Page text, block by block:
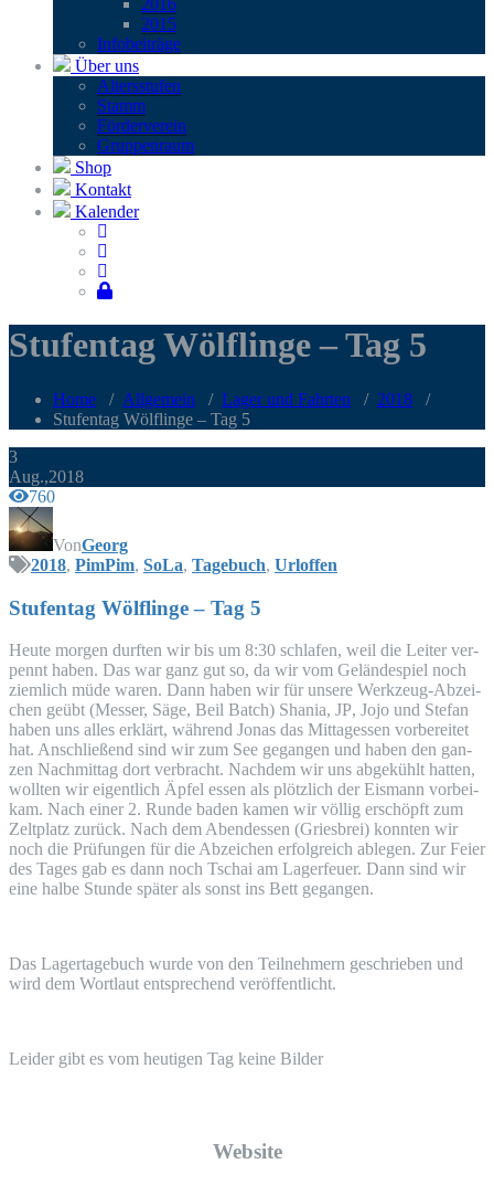
2016
2015
Infobei­trä­ge
Über uns
Alters­stu­fen
Stamm
För­der­ver­ein
Grup­pen­raum
Shop
Kontakt
Kalender
Stu­fen­tag Wöl­f­lin­ge – Tag 5
Home / Allgemein / Lager und Fahrten / 2018 /
Stu­fen­tag Wöl­f­lin­ge – Tag 5
3
Aug.,2018
760
VonGeorg
2018, PimPim, SoLa, Tagebuch, Urloffen
Stu­fen­tag Wöl­f­lin­ge – Tag 5
Heu­te mor­gen durf­ten wir bis um 8:30 schla­fen, weil die Lei­ter ver­
pennt haben. Das war ganz gut so, da wir vom Gelän­de­spiel noch
ziem­lich müde waren. Dann haben wir für unse­re Werk­zeug-Abzei­
chen geübt (Mes­ser, Säge, Beil Batch) Shania, JP, Jojo und Ste­fan
haben uns alles erklärt, wäh­rend Jonas das Mit­tag­essen vor­be­rei­tet
hat. Anschlie­ßend sind wir zum See gegan­gen und haben den gan­
zen Nach­mit­tag dort ver­bracht. Nach­dem wir uns abge­kühlt hat­ten,
woll­ten wir eigent­lich Äpfel essen als plötz­lich der Eis­mann vor­bei­
kam. Nach einer 2. Run­de baden kamen wir völ­lig erschöpft zum
Zelt­platz zurück. Nach dem Abend­essen (Gries­brei) konn­ten wir
noch die Prü­fun­gen für die Abzei­chen erfolg­reich able­gen. Zur Fei­er
des Tages gab es dann noch Tsc­hai am Lager­feu­er. Dann sind wir
eine hal­be Stun­de spä­ter als sonst ins Bett gegangen.
Das Lager­ta­ge­buch wur­de von den Teil­neh­mern geschrie­ben und
wird dem Wort­laut ent­spre­chend veröffentlicht.
Lei­der gibt es vom heu­ti­gen Tag kei­ne Bilder
Web­site